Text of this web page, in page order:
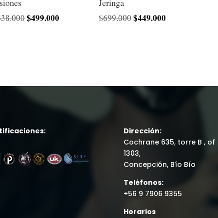
El
$499.000 $699.000El
$449.000
Dirección:
Cochrane 635, torre B , of
1303,
Concepción, Bío Bío
Teléfonos:
+56 9 7906 9355
Horarios